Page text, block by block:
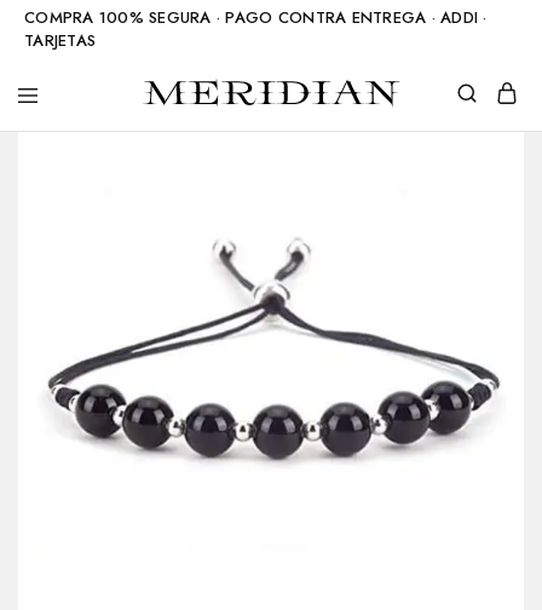
COMPRA 100% SEGURA · PAGO CONTRA ENTREGA · ADDI ·
TARJETAS
Meridian
Accesorios